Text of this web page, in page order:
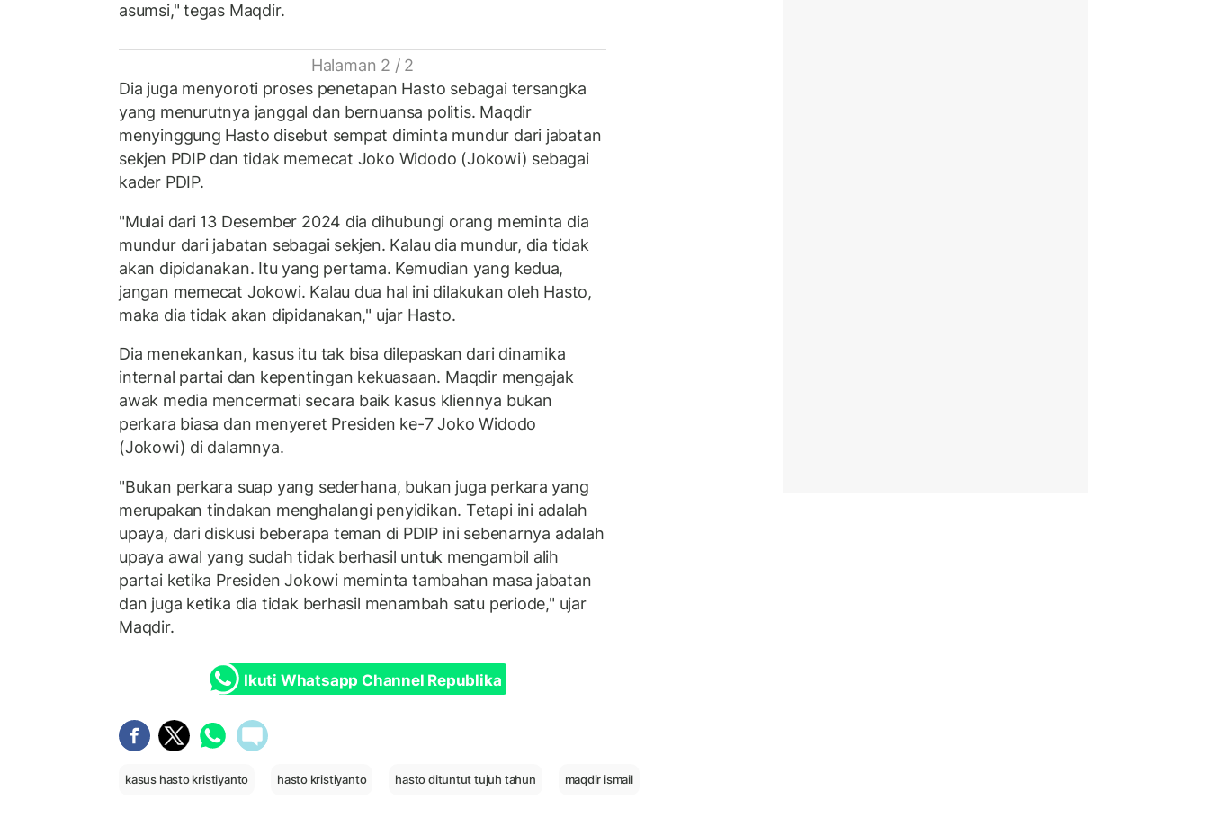
asumsi," tegas Maqdir.
Halaman 2 / 2
Dia juga menyoroti proses penetapan Hasto sebagai tersangka
yang menurutnya janggal dan bernuansa politis. Maqdir
menyinggung Hasto disebut sempat diminta mundur dari jabatan
sekjen PDIP dan tidak memecat Joko Widodo (Jokowi) sebagai
kader PDIP.
"Mulai dari 13 Desember 2024 dia dihubungi orang meminta dia
mundur dari jabatan sebagai sekjen. Kalau dia mundur, dia tidak
akan dipidanakan. Itu yang pertama. Kemudian yang kedua,
jangan memecat Jokowi. Kalau dua hal ini dilakukan oleh Hasto,
maka dia tidak akan dipidanakan," ujar Hasto.
Dia menekankan, kasus itu tak bisa dilepaskan dari dinamika
internal partai dan kepentingan kekuasaan. Maqdir mengajak
awak media mencermati secara baik kasus kliennya bukan
perkara biasa dan menyeret Presiden ke-7 Joko Widodo
(Jokowi) di dalamnya.
"Bukan perkara suap yang sederhana, bukan juga perkara yang
merupakan tindakan menghalangi penyidikan. Tetapi ini adalah
upaya, dari diskusi beberapa teman di PDIP ini sebenarnya adalah
upaya awal yang sudah tidak berhasil untuk mengambil alih
partai ketika Presiden Jokowi meminta tambahan masa jabatan
dan juga ketika dia tidak berhasil menambah satu periode," ujar
Maqdir.
Ikuti Whatsapp Channel Republika
kasus hasto kristiyanto hasto kristiyanto hasto dituntut tujuh tahun maqdir ismail